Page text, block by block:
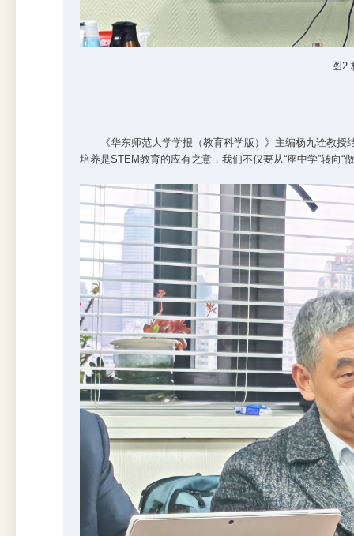
图2
《华东师范大学学报（教育科学版）》主编杨九诠教
培养是STEM教育的应有之意，我们不仅要从“座中学”转向“